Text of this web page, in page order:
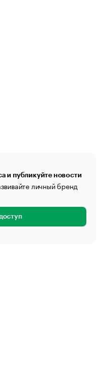
и публикуйте новости
личный бренд